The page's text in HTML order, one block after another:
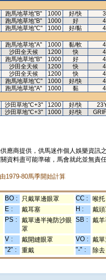
跑馬地草地"B" 1000 好/快 3
跑馬地草地"B" 1000 好 4
跑馬地草地"C" 1000 好/黏 4
跑馬地草地"A" 1000 黏/軟 4
沙田全天候 1200 快 4
跑馬地草地"B" 1000 好 4
沙田全天候 1200 快 4
沙田全天候 1200 快 4
跑馬地草地"C" 1000 好/快 4
跑馬地草地"A" 1000 黏 4
沙田草地"C+3" 1200 好/快
沙田草地"C+3" 1000 好/快
應商提供，供馬迷作個人娛樂資訊
資料盡可能準確，馬會就此並無責
1979-80馬季開始計算
BO : 只戴單邊眼罩 CC : 喉托
E : 戴耳塞 H : 戴
PS :
戴單邊半掩防沙眼
罩
SB : 戴
V : 戴開縫眼罩 VO : 戴
"2" : 重戴 "-" : 除去